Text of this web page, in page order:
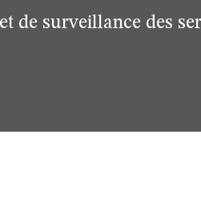
de surveillance des